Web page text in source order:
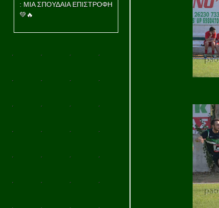
: ΜΙΑ ΣΠΟΥΔΑΙΑ ΕΠΙΣΤΡΟΦΗ
💚🔥